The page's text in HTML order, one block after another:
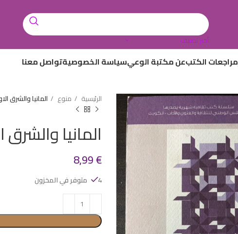
أختر تصنيف
مراجعات الكتبعن مكتبة الوعيسياسة الخصوصيةتواصل معنا
الرئيسية منوع المانيا والشرق
المانيا
8,99€
4 متوفر في المخزون